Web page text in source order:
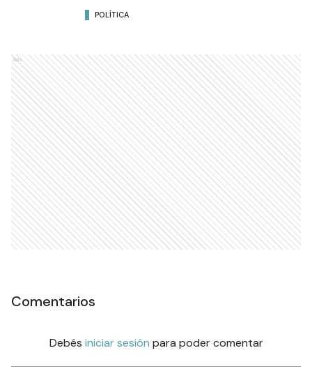
POLÍTICA
Ads
Comentarios
Debés iniciar sesión para poder comentar